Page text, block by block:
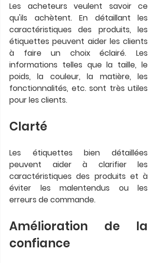
Les acheteurs veulent savoir ce
qu'ils achètent. En détaillant les
caractéristiques des produits, les
étiquettes peuvent aider les clients
à faire un choix éclairé. Les
informations telles que la taille, le
poids, la couleur, la matière, les
fonctionnalités, etc. sont très utiles
pour les clients.
Clarté
Les étiquettes bien détaillées
peuvent aider à clarifier les
caractéristiques des produits et à
éviter les malentendus ou les
erreurs de commande.
Amélioration de la
confiance